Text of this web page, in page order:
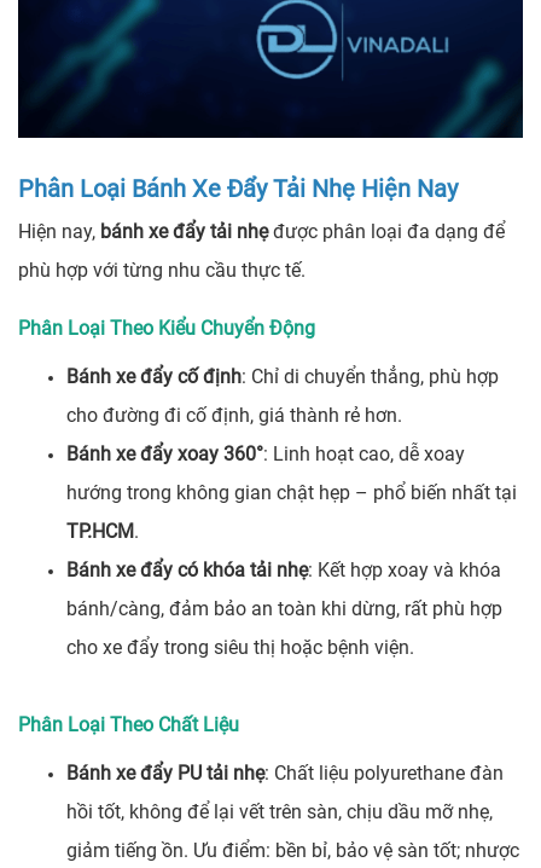
Phân Loại Bánh Xe Đẩy Tải Nhẹ Hiện Nay
Hiện nay, bánh xe đẩy tải nhẹđược phân loại đa dạng để
phù hợp với từng nhu cầu thực tế.
Phân Loại Theo Kiểu Chuyển Động
Bánh xe đẩy cố định: Chỉ di chuyển thẳng, phù hợp
cho đường đi cố định, giá thành rẻ hơn.
Bánh xe đẩy xoay 360°: Linh hoạt cao, dễ xoay
hướng trong không gian chật hẹp – phổ biến nhất tại
TP.HCM.
Bánh xe đẩy có khóa tải nhẹ: Kết hợp xoay và khóa
bánh/càng, đảm bảo an toàn khi dừng, rất phù hợp
cho xe đẩy trong siêu thị hoặc bệnh viện.
Phân Loại Theo Chất Liệu
Bánh xe đẩy PU tải nhẹ: Chất liệu polyurethane đàn
hồi tốt, không để lại vết trên sàn, chịu dầu mỡ nhẹ,
giảm tiếng ồn. Ưu điểm: bền bỉ, bảo vệ sàn tốt; nhược